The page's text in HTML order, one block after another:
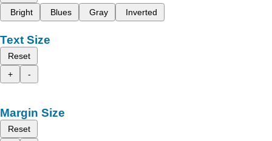
Bright
Blues Gray Inverted
Text Size
Reset
+
-
Margin Size
Reset